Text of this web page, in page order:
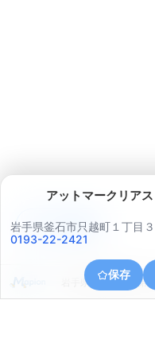
アットマークリア
岩手県釜石市只越町１丁目
0193-22-2421
保存
岩手県釜石市釜石第
アプリで見る